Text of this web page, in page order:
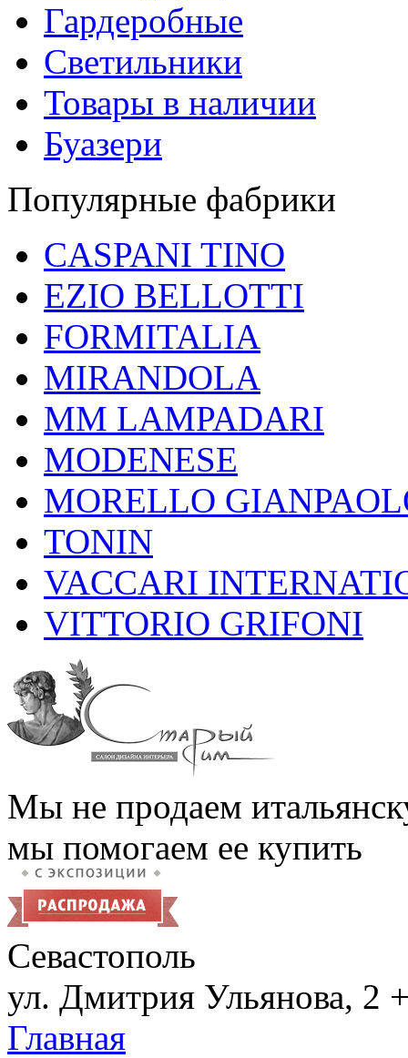
Гардеробные
Светильники
Товары в наличии
Буазери
Популярные фабрики
CASPANI TINO
EZIO BELLOTTI
FORMITALIA
MIRANDOLA
MM LAMPADARI
MODENESE
MORELLO
TONIN
VACCARI
VITTORIO GRIFONI
Мы не продаем
мы помогаем ее купить
Севастополь
ул. Дмитрия Ульянова, 2
Главная